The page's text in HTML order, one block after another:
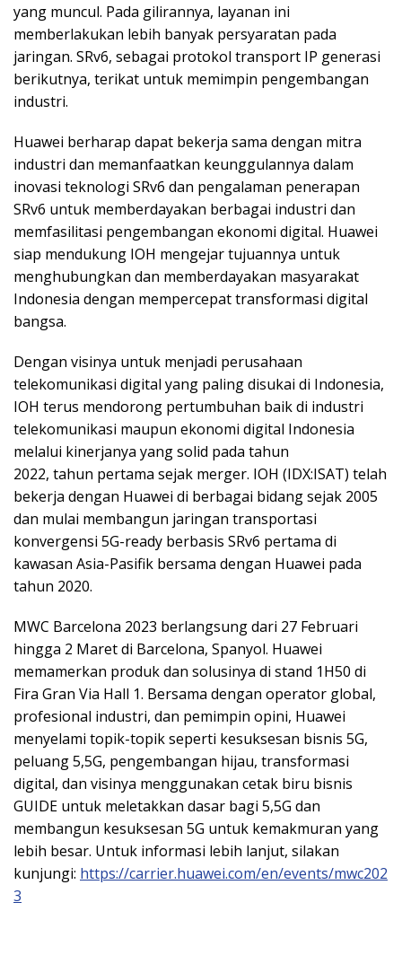
yang muncul. Pada gilirannya, layanan ini
memberlakukan lebih banyak persyaratan pada
jaringan. SRv6, sebagai protokol transport IP generasi
berikutnya, terikat untuk memimpin pengembangan
industri.
Huawei berharap dapat bekerja sama dengan mitra
industri dan memanfaatkan keunggulannya dalam
inovasi teknologi SRv6 dan pengalaman penerapan
SRv6 untuk memberdayakan berbagai industri dan
memfasilitasi pengembangan ekonomi digital. Huawei
siap mendukung IOH mengejar tujuannya untuk
menghubungkan dan memberdayakan masyarakat
Indonesia dengan mempercepat transformasi digital
bangsa.
Dengan visinya untuk menjadi perusahaan
telekomunikasi digital yang paling disukai di Indonesia,
IOH terus mendorong pertumbuhan baik di industri
telekomunikasi maupun ekonomi digital Indonesia
melalui kinerjanya yang solid pada tahun
2022, tahun pertama sejak merger. IOH (IDX:ISAT) telah
bekerja dengan Huawei di berbagai bidang sejak 2005
dan mulai membangun jaringan transportasi
konvergensi 5G-ready berbasis SRv6 pertama di
kawasan Asia-Pasifik bersama dengan Huawei pada
tahun 2020.
MWC Barcelona 2023 berlangsung dari 27 Februari
hingga 2 Maret di Barcelona, Spanyol. Huawei
memamerkan produk dan solusinya di stand 1H50 di
Fira Gran Via Hall 1. Bersama dengan operator global,
profesional industri, dan pemimpin opini, Huawei
menyelami topik-topik seperti kesuksesan bisnis 5G,
peluang 5,5G, pengembangan hijau, transformasi
digital, dan visinya menggunakan cetak biru bisnis
GUIDE untuk meletakkan dasar bagi 5,5G dan
membangun kesuksesan 5G untuk kemakmuran yang
lebih besar. Untuk informasi lebih lanjut, silakan
kunjungi: https://carrier.huawei.com/en/events/mwc202
3